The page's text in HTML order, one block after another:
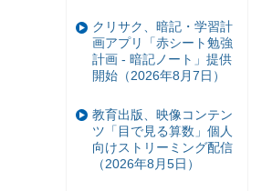
クリサク、暗記・学習計
画アプリ「赤シート勉強
計画 - 暗記ノート」提供
開始（2026年8月7日）
教育出版、映像コンテン
ツ「目で見る算数」個人
向けストリーミング配信
（2026年8月5日）